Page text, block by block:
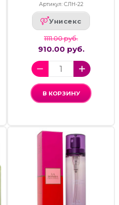
Артикул: СЛН-22
Унисекс
1111.00 руб.
910.00 руб.
В КОРЗИНУ